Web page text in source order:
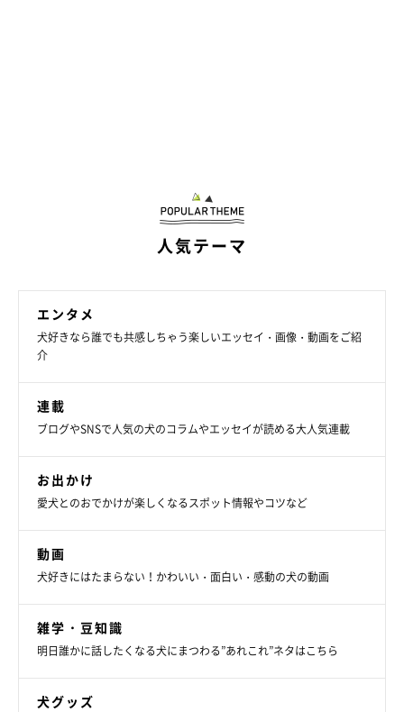
人気テーマ
エンタメ
犬好きなら誰でも共感しちゃう楽しいエッセイ・画像・動画をご紹
介
連載
ブログやSNSで人気の犬のコラムやエッセイが読める大人気連載
お出かけ
愛犬とのおでかけが楽しくなるスポット情報やコツなど
動画
犬好きにはたまらない！かわいい・面白い・感動の犬の動画
雑学・豆知識
明日誰かに話したくなる犬にまつわる”あれこれ”ネタはこちら
犬グッズ